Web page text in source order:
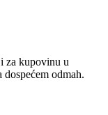
za kupovinu u
odmah.